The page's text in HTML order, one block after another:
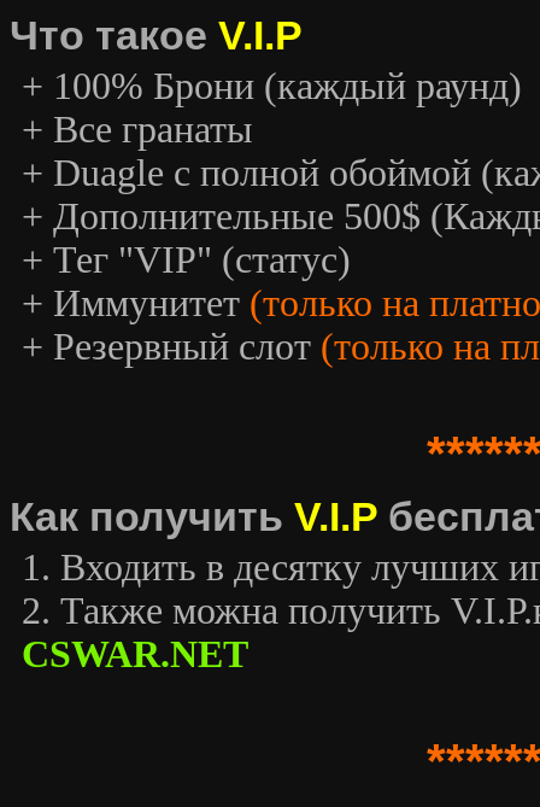
Что такое V.I.P
+ 100% Брони (каждый раунд)
+ Все гранаты
+ Duagle с полной обоймой
+ Дополнительные 500$
+ Тег "VIP" (статус)
+ Иммунитет (только на
+ Резервный слот (только на
Как получить V.I.P
1. Входить в десятку лучших
2. Также можна получить
CSWAR.NET